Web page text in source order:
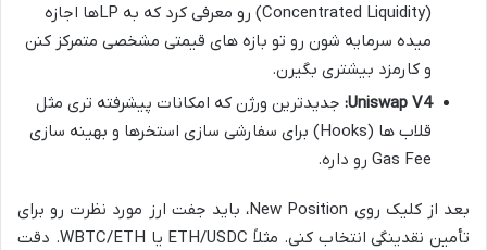
(Concentrated Liquidity) رو معرفی کرد که به LPها اجازه
میده سرمایه شون رو تو بازه های قیمتی مشخصی متمرکز کنن
و کارمزد بیشتری بگیرن.
Uniswap V4: جدیدترین ورژن که امکانات پیشرفته تری مثل
قلاب ها (Hooks) برای سفارشی سازی استخرها و بهینه سازی
Gas Fee رو داره.
بعد از کلیک روی New Position، باید جفت ارز مورد نظرت رو برای
تأمین نقدینگی انتخاب کنی. مثلاً ETH/USDC یا WBTC/ETH. دقت